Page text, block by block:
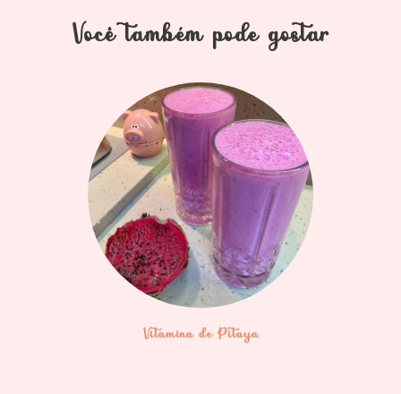
Você também pode gostar
Vitamina de Pitaya